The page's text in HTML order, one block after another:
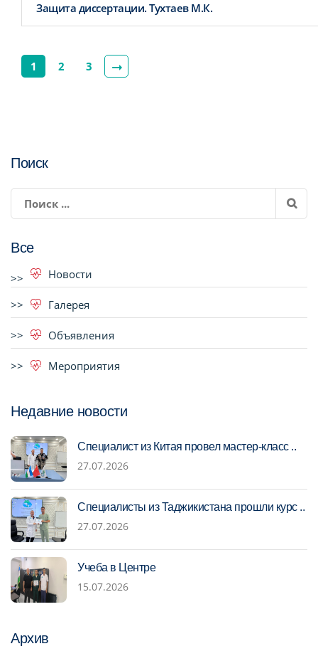
Поиск
Все
Новости
Галерея
Объявления
Мероприятия
Недавние новости
Специалист из Китая провел мастер-класс ..
27.07.2026
Специалисты из Таджикистана прошли курс ..
27.07.2026
Учеба в Центре
15.07.2026
Архив
Защита диссертации. Тухтаев М.К.
1 2 3